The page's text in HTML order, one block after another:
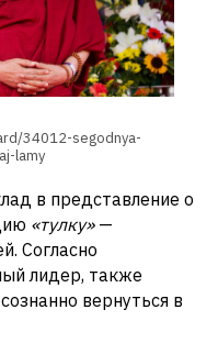
34012-segodnya-
lamy
в представление о
«тулку»—
Согласно
лидер, также
вернуться в